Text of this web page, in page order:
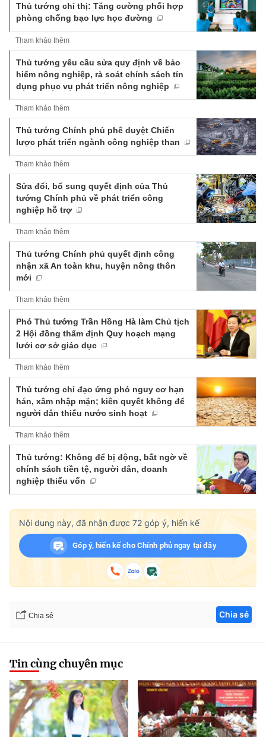
Thủ tướng chỉ thị: Tăng cường phối hợp
phòng chống bạo lực học đường
Tham khảo thêm
Thủ tướng yêu cầu sửa quy định về bảo
hiểm nông nghiệp, rà soát chính sách tín
dụng phục vụ phát triển nông nghiệp
Tham khảo thêm
Thủ tướng Chính phủ phê duyệt Chiến
lược phát triển ngành công nghiệp than
Tham khảo thêm
Sửa đổi, bổ sung quyết định của Thủ
tướng Chính phủ về phát triển công
nghiệp hỗ trợ
Tham khảo thêm
Thủ tướng Chính phủ quyết định công
nhận xã An toàn khu, huyện nông thôn
mới
Tham khảo thêm
Phó Thủ tướng Trần Hồng Hà làm Chủ tịch
2 Hội đồng thẩm định Quy hoạch mạng
lưới cơ sở giáo dục
Tham khảo thêm
Thủ tướng chỉ đạo ứng phó nguy cơ hạn
hán, xâm nhập mặn; kiên quyết không để
người dân thiếu nước sinh hoạt
Tham khảo thêm
Thủ tướng: Không để bị động, bất ngờ về
chính sách tiền tệ, người dân, doanh
nghiệp thiếu vốn
Nội dung này, đã nhận được 72 góp ý, hiến kế
Góp ý, hiến kế cho Chính phủ ngay tại đây
Chia sẻ Chia sẻ
Tin cùng chuyên mục